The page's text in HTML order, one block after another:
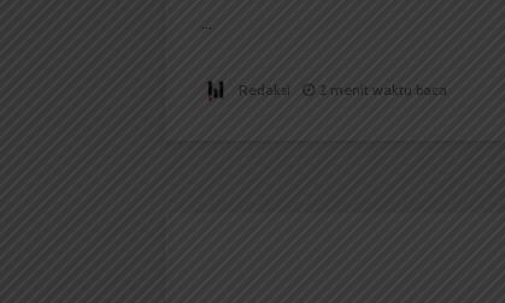
...
Redaksi 2 menit waktu baca